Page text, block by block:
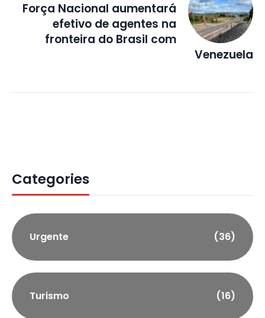
Força Nacional aumentará
efetivo de agentes na
fronteira do Brasil com
Venezuela
Categories
Urgente (36)
Turismo (16)